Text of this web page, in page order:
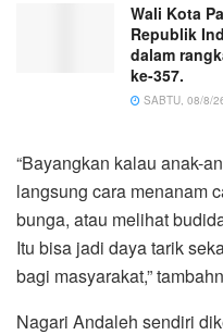
Wali Kota
Republik
dalam
ke-357.
SABTU, 08/8/
“Bayangkan kalau anak-
langsung cara menanam
bunga, atau melihat
Itu bisa jadi daya tarik
bagi masyarakat,”
Nagari Andaleh sendiri